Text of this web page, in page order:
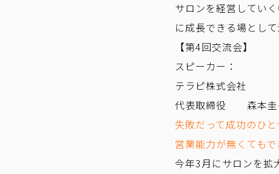
サロンを経営してい
に成長できる場とし
【第4回交流会】
スピーカー：
テラピ株式会社
代表取締役 森本
失敗だって成功のひと
営業能力が無くても
今年3月にサロンを拡